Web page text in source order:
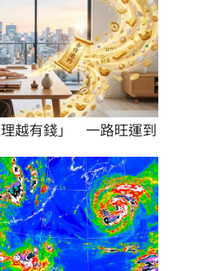
越有錢」　一路旺運到